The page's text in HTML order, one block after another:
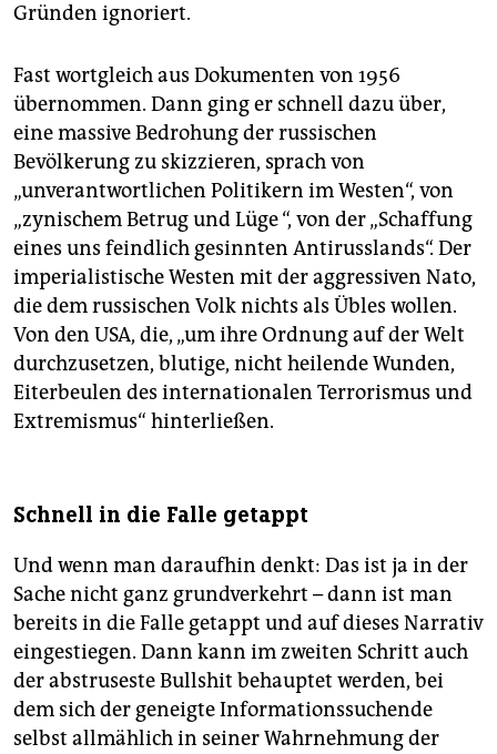
Gründen ignoriert.
Fast wortgleich aus Dokumenten von 1956
übernommen. Dann ging er schnell dazu über,
eine massive Bedrohung der russischen
Bevölkerung zu skizzieren, sprach von
„unverantwortlichen Politikern im Westen“, von
„zynischem Betrug und Lüge “, von der „Schaffung
eines uns feindlich gesinnten Antirusslands“. Der
imperialistische Westen mit der aggressiven Nato,
die dem russischen Volk nichts als Übles wollen.
Von den USA, die, „um ihre Ordnung auf der Welt
durchzusetzen, blutige, nicht heilende Wunden,
Eiterbeulen des internationalen Terrorismus und
Extremismus“ hinterließen.
Schnell in die Falle getappt
Und wenn man daraufhin denkt: Das ist ja in der
Sache nicht ganz grundverkehrt – dann ist man
bereits in die Falle getappt und auf dieses Narrativ
eingestiegen. Dann kann im zweiten Schritt auch
der abstruseste Bullshit behauptet werden, bei
dem sich der geneigte Informationssuchende
selbst allmählich in seiner Wahrnehmung der